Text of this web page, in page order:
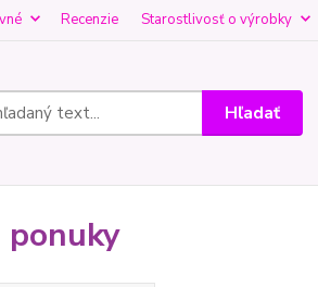
Recenzie Starostlivosť o výrobky
Hľadať
ponuky